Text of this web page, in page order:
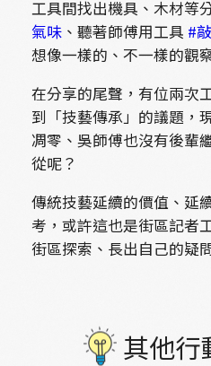
工具間找出機具、木材等
氣味、聽著師傅用工具 #
想像一樣的、不一樣的觀
在分享的尾聲，有位兩次
到「技藝傳承」的議題，
凋零、吳師傅也沒有後輩
從呢？
傳統技藝延續的價值、延
考，或許這也是街區記者
街區探索、長出自己的疑
其他行